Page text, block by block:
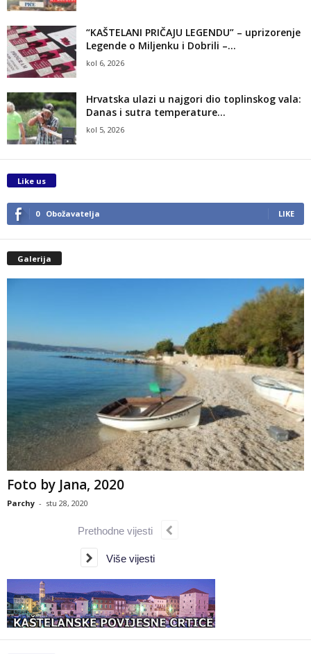
“KAŠTELANI PRIČAJU LEGENDU” – uprizorenje
Legende o Miljenku i Dobrili –...
kol 6, 2026
Hrvatska ulazi u najgori dio toplinskog vala:
Danas i sutra temperature...
kol 5, 2026
Like us
0 Obožavatelja LIKE
Galerija
Foto by Jana, 2020
Parchy - stu 28, 2020
Prethodne vijesti
Više vijesti